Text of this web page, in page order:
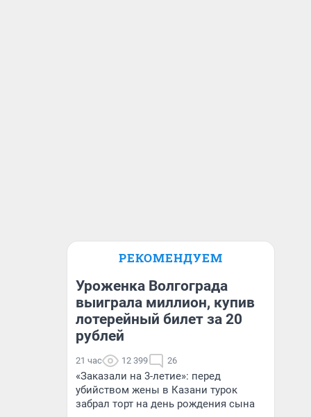
РЕКОМЕНДУЕМ
Уроженка Волгограда
выиграла миллион, купив
лотерейный билет за 20
рублей
21 час 12 399 26
«Заказали на 3-летие»: перед
убийством жены в Казани турок
забрал торт на день рождения сына